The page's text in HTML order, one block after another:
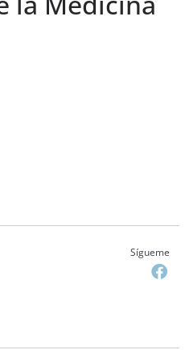
Sígueme